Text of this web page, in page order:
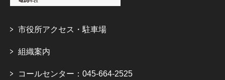
市役所アクセス・駐車場
組織案内
コールセンター：045-664-2525